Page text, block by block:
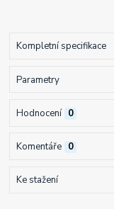
Kompletní specifikace
Parametry
Hodnocení 0
Komentáře 0
Ke stažení